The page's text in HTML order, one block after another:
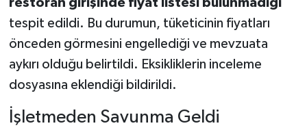
restoran girişinde fiyat listesi bulunmadığı
tespit edildi. Bu durumun, tüketicinin fiyatları
önceden görmesini engellediği ve mevzuata
aykırı olduğu belirtildi. Eksikliklerin inceleme
dosyasına eklendiği bildirildi.
İşletmeden Savunma Geldi